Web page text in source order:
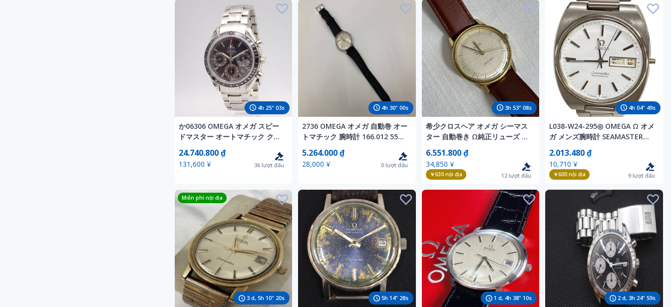
4h 25"01s
か06306 OMEGA オメガ スピー
ドマスター オートマチック クロ
ノメーター クロノグラフ
323.30.40.40.06.001 メンズ 腕時
計 非稼働 ジャンク
24.740.800 ₫
131,600 ¥ 36 lượt đấu
4h 29" 58s
2736 OMEGA オメガ 自動巻 オー
トマチック 腕時計 166.012 552
メンズ 稼働品
5.264.000 ₫
28,000 ¥ 0lượt đấu
3h53"06s
希少クロスヘア オメガ シーマス
ター 自動巻き Ω純正リューズ ア
ンティーク OMEGA Seamaster
AUTOMATIC ヴィンテージ 腕時
計 箱無し
6.551.800 ₫
34,850 ¥
￥630nội địa 12 lượt đấu
4h 04" 47s
L038-W24-295◎ OMEGA Ω オメ
ガ メンズ腕時計 SEAMASTER
1660216.3 AUTOMATIC 自動巻
き ラウンド Cal.1020 デイデイト
稼働 KA
2.013.480 ₫
10,710 ¥
￥600 nội địa 9lượt đấu
3 d,5h 10" 18s
Miễn phí nội địa
5h 14" 26s 1 d, 4h38" 08s 2d, 3h 24" 57s